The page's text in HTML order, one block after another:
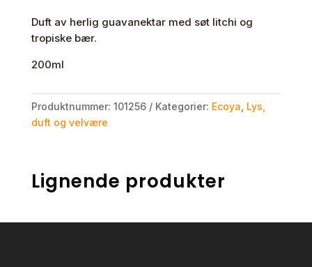
Duft av herlig guavanektar med søt litchi og
tropiske bær.
200ml
Produktnummer: 101256 Kategorier: Ecoya Lys,
duft og velvære
Lignende produkter